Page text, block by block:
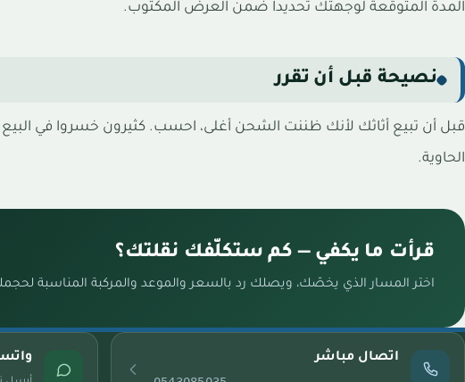
المدة المتوقعة لوجهتك تحديداً ضمن العرض المكتوب.
نصيحة قبل أن تقرر
قبل أن تبيع أثاثك لأنك ظننت الشحن أغلى، احسب. كثيرون خسروا في
الحاوية.
قرأت ما يكفي — كم ستكلّفك نقلتك؟
اختر المسار الذي يخصّك، ويصلك رد بالسعر والموعد والمركبة المناسبة
اتصال مباشر